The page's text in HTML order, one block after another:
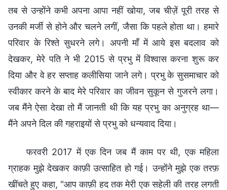
तब से उन्होंने कभी अपना आपा नहीं खोया, जब चीज़ें पूरी तरह से
उनकी मर्जी से होने और चलने लगीं, जैसा कि पहले होता था। हमारे
परिवार के रिश्ते सुधरने लगे। अपनी माँ में आये इस बदलाव को
देखकर, मेरे पति ने भी 2015 से प्रभु में विश्वास करना शुरू कर
दिया और वे हर सप्ताह कलीसिया जाने लगे। प्रभु के सुसमाचार को
स्वीकार करने के बाद मेरे परिवार का जीवन सुकून से गुजरने लगा।
जब मैंने ऐसा देखा तो मैं जानती थी कि यह प्रभु का अनुग्रह था—
मैंने अपने दिल की गहराइयों से प्रभु को धन्यवाद दिया।
फरवरी 2017 में एक दिन जब मैं काम पर थी, एक महिला
ग्राहक मुझे देखकर काफ़ी उत्साहित हो गई। उन्होंने मुझे एक तरफ़
खींचते हुए कहा, "आप काफ़ी हद तक मेरी एक सहेली की तरह लगती